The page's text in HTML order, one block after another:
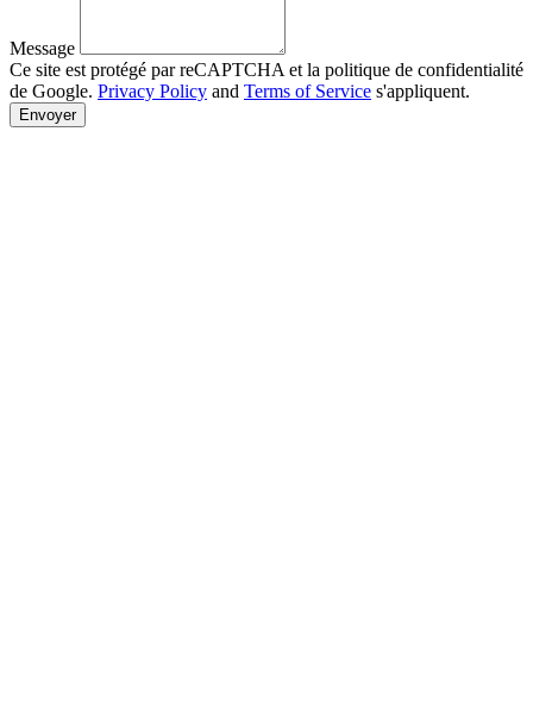
Message
Ce site est protégé par reCAPTCHA et la politique de confidentialité
de Google. Privacy Policy and Terms of Service s'appliquent.
Envoyer